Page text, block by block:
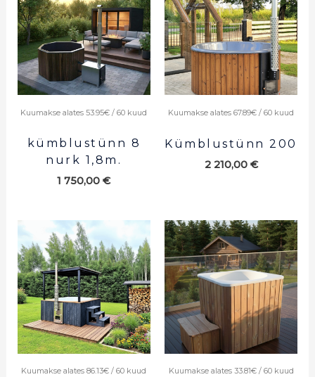
Kuumakse alates 53.95€ / 60 kuud
kümblustünn 8
nurk 1,8m.
1 750,00€
Kuumakse alates 67.89€ / 60 kuud
Kümblustünn 200
2 210,00 €
Kuumakse alates 86.13€ / 60 kuud Kuumakse alates 33.81€ / 60 kuud